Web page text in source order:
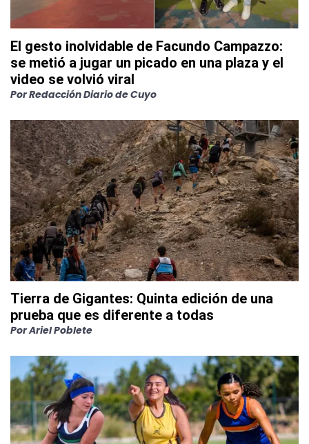
El gesto inolvidable de Facundo Campazzo:
se metió a jugar un picado en una plaza y el
video se volvió viral
PorRedacción Diario de Cuyo
Tierra de Gigantes: Quinta edición de una
prueba que es diferente a todas
PorAriel Poblete